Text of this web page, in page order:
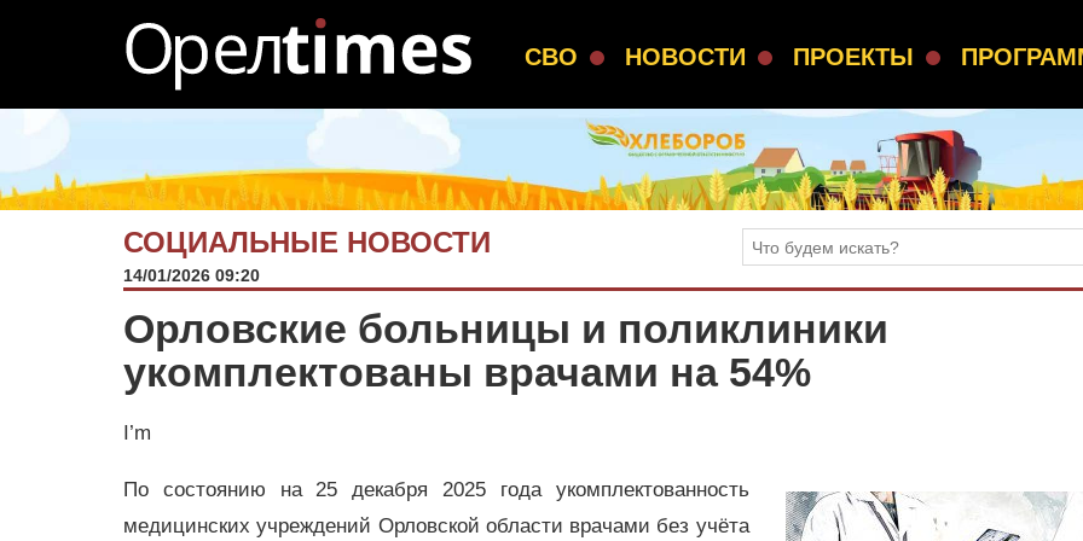
СВО НОВОСТИ ПРОЕКТЫ
СОЦИАЛЬНЫЕ НОВОСТИ
14/01/2026 09:20
Орловские больницы и поликлиники
укомплектованы врачами на 54%
I’m
По состоянию на 25 декабря 2025 года укомплектованность
медицинских учреждений Орловской области врачами без учёта